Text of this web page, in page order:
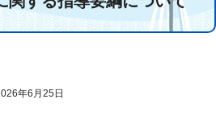
年6月25日